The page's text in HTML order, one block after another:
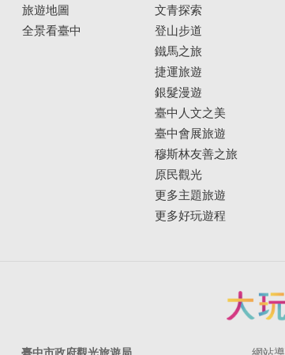
旅遊地圖
全景看臺中
文青探索
登山步道
鐵馬之旅
捷運旅遊
銀髮漫遊
臺中人文之美
臺中會展旅遊
穆斯林友善之旅
原民觀光
更多主題旅遊
更多好玩遊程